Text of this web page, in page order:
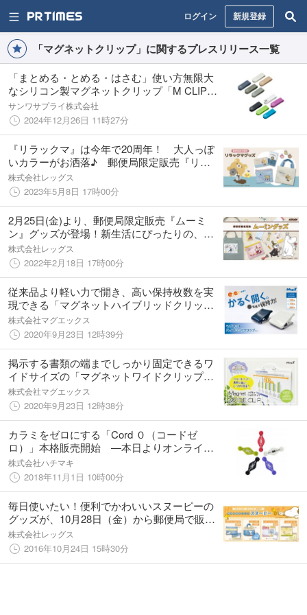
ログイン 新規登録
「マグネットクリップ」に関するプレスリリース一覧
「まとめる・とめる・はさむ」使い方無限大
なシリコン製マグネットクリップ「M CLIP」
を発売
サンワサプライ株式会社
2024年12月26日 11時27分
『リラックマ』は今年で20周年！ 大人っぽ
いカラーがお洒落♪ 郵便局限定販売『リラ
ックマ』グッズが登場！
株式会社レッグス
2023年5月8日 17時00分
2月25日(金)より、郵便局限定販売『ムーミ
ン』グッズが登場！新生活にぴったりの、便
利でかわいいグッズが大集合！
株式会社レッグス
2022年2月18日 17時00分
従来品より軽い力で開き、高い保持枚数を実
現できる「マグネットハイブリッドクリッ
プ」発売開始
株式会社マグエックス
2020年9月23日 12時39分
掲示する書類の端までしっかり固定できるワ
イドサイズの「マグネットワイドクリップ」
発売開始
株式会社マグエックス
2020年9月23日 12時38分
カラミをゼロにする「Cord ０（コードゼ
ロ）」本格販売開始 ―本日よりオンライン
ショップ4サイトにて ―
株式会社ハチマキ
2018年11月1日 10時00分
毎日使いたい！便利でかわいいスヌーピーの
グッズが、10月28日（金）から郵便局で販売
開始！
株式会社レッグス
2016年10月24日 15時30分